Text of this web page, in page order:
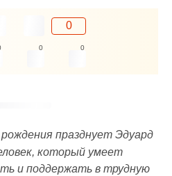
0
0 0
празднует Эдуард
который умеет
и поддержать в трудную